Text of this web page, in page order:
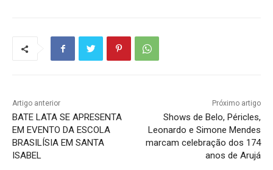
Artigo anterior
BATE LATA SE APRESENTA
EM EVENTO DA ESCOLA
BRASILÍSIA EM SANTA
ISABEL
Próximo artigo
Shows de Belo, Péricles,
Leonardo e Simone Mendes
marcam celebração dos 174
anos de Arujá